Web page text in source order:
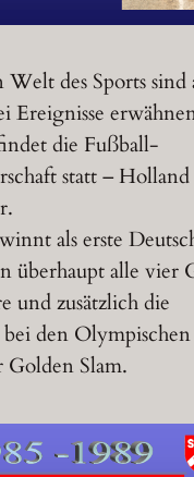
des Sports sind
Ereignisse
die Fußball-
statt –
als erste
überhaupt alle vier
und zusätzlich die
den
Golden Slam.